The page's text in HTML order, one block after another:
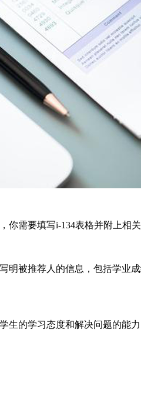
需要填写i-134表格并附上相关
被推荐人的信息，包括学业
的学习态度和解决问题的能